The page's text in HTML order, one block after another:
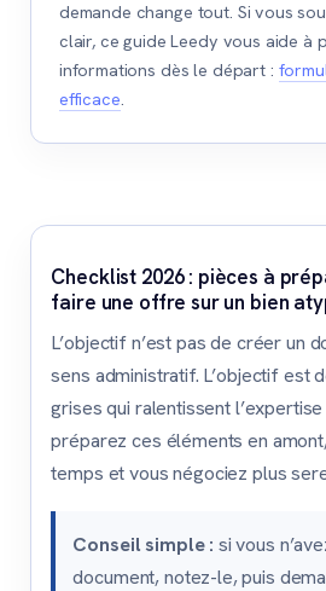
demande change tout. Si vous
clair, ce guide Leedy vous aide à
informations dès le départ :
efficace.
Checklist 2026 : pièces à
faire une offre sur un bien
L’objectif n’est pas de créer un
sens administratif. L’objectif est
grises qui ralentissent
préparez ces éléments en
temps et vous négociez plus
Conseil simple : si vous
document, notez-le, puis